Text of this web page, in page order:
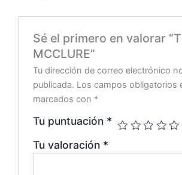
Sé el primero en valorar
MCCLURE”
Tu dirección de correo electrónico
publicada. Los campos obligatorios
marcados con *
Tu puntuación *
Tu valoración *